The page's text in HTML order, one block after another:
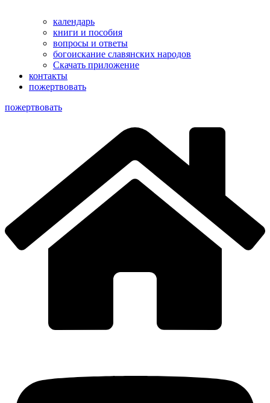
календарь
книги и пособия
вопросы и ответы
богоискание славянских народов
Скачать приложение
контакты
пожертвовать
пoжертвовать